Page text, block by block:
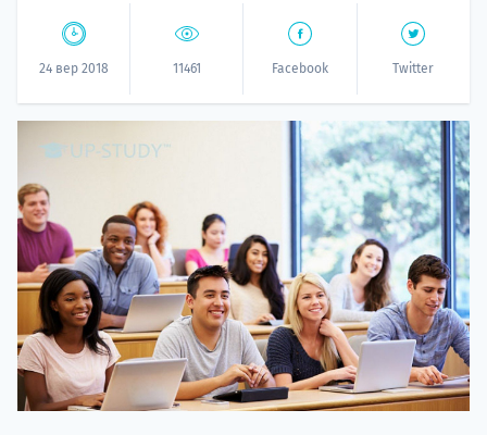
24 вер 2018 11461 Facebook Twitter
НАБІР
вступ на